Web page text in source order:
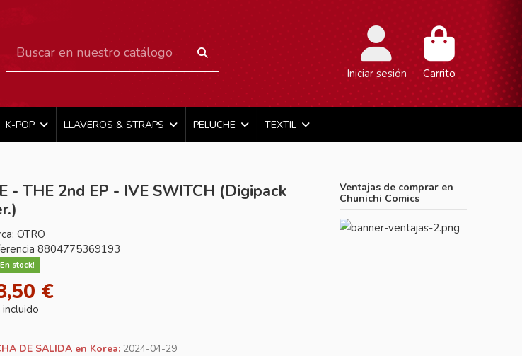
Iniciar sesión Carrito
K-POP LLAVEROS & STRAPS PELUCHE TEXTIL
- THE 2nd EP - IVE SWITCH (Digipack
OTRO
8804775369193
stock!
€
incluido
DE SALIDA en Korea: 2024-04-29
Ventajas de comprar en
Chunichi Comics